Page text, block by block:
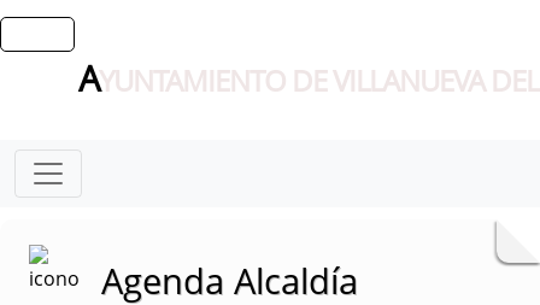
AYUNTAMIENTO DE VILLANUEVA
Agenda Alcaldía